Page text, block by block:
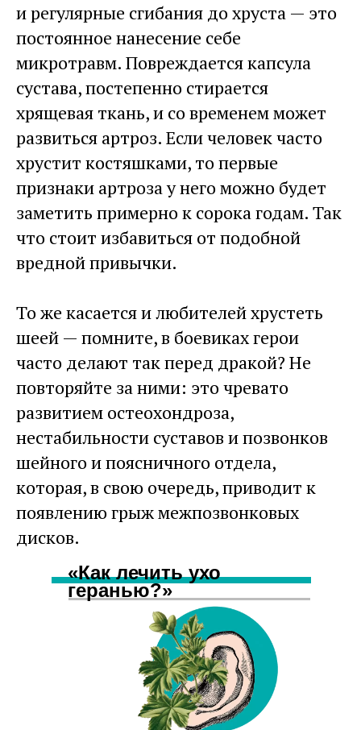
и регулярные сгибания до хруста — это
постоянное нанесение себе
микротравм. Повреждается капсула
сустава, постепенно стирается
хрящевая ткань, и со временем может
развиться артроз. Если человек часто
хрустит костяшками, то первые
признаки артроза у него можно будет
заметить примерно к сорока годам. Так
что стоит избавиться от подобной
вредной привычки.
То же касается и любителей хрустеть
шеей — помните, в боевиках герои
часто делают так перед дракой? Не
повторяйте за ними: это чревато
развитием остеохондроза,
нестабильности суставов и позвонков
шейного и поясничного отдела,
которая, в свою очередь, приводит к
появлению грыж межпозвонковых
дисков.
«Как лечить ухо
геранью?»